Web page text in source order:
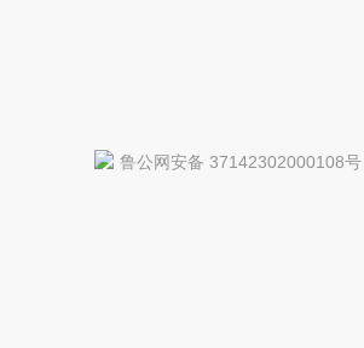
鲁公网安备 37142302000108号